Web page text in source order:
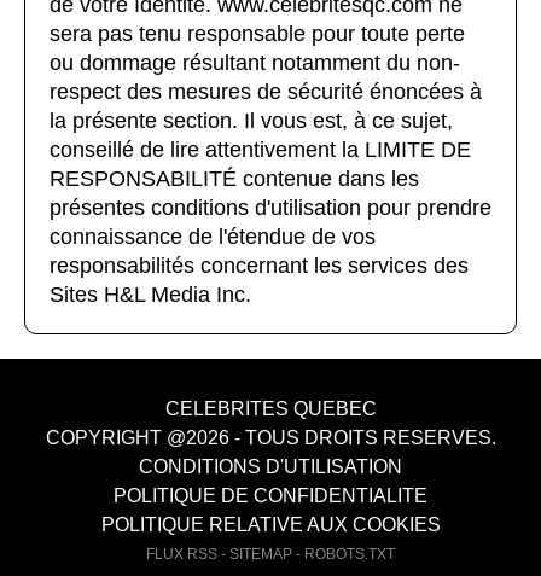
de votre Identité. www.celebritesqc.com ne
sera pas tenu responsable pour toute perte
ou dommage résultant notamment du non-
respect des mesures de sécurité énoncées à
la présente section. Il vous est, à ce sujet,
conseillé de lire attentivement la LIMITE DE
RESPONSABILITÉ contenue dans les
présentes conditions d'utilisation pour prendre
connaissance de l'étendue de vos
responsabilités concernant les services des
Sites H&L Media Inc.
CELEBRITES QUEBEC
COPYRIGHT @2026 - TOUS DROITS RESERVES.
CONDITIONS D'UTILISATION
POLITIQUE DE CONFIDENTIALITE
POLITIQUE RELATIVE AUX COOKIES
FLUX RSS - SITEMAP - ROBOTS.TXT